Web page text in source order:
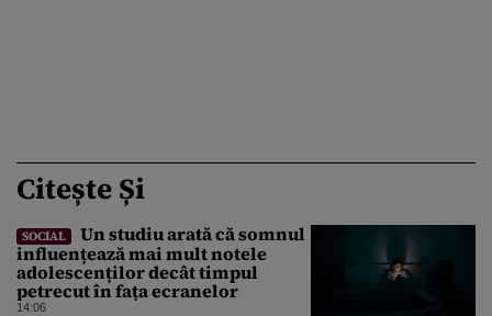
Citește Și
SOCIAL
Un studiu arată că somnul
influențează mai mult notele
adolescenților decât timpul
petrecut în fața ecranelor
14:06